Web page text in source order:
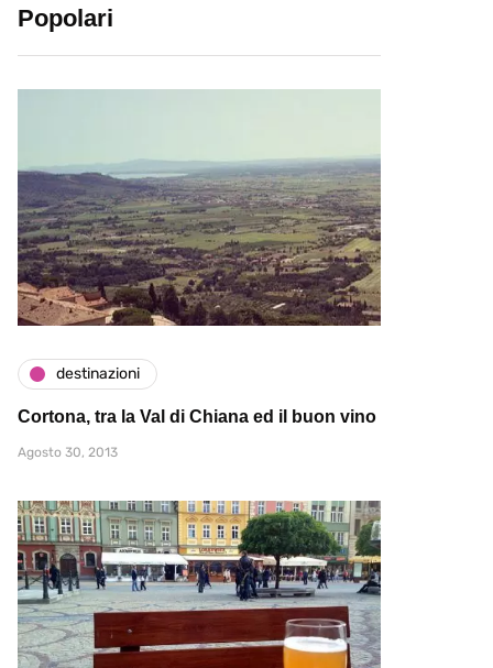
Popolari
destinazioni
Cortona, tra la Val di Chiana ed il buon vino
Agosto 30, 2013